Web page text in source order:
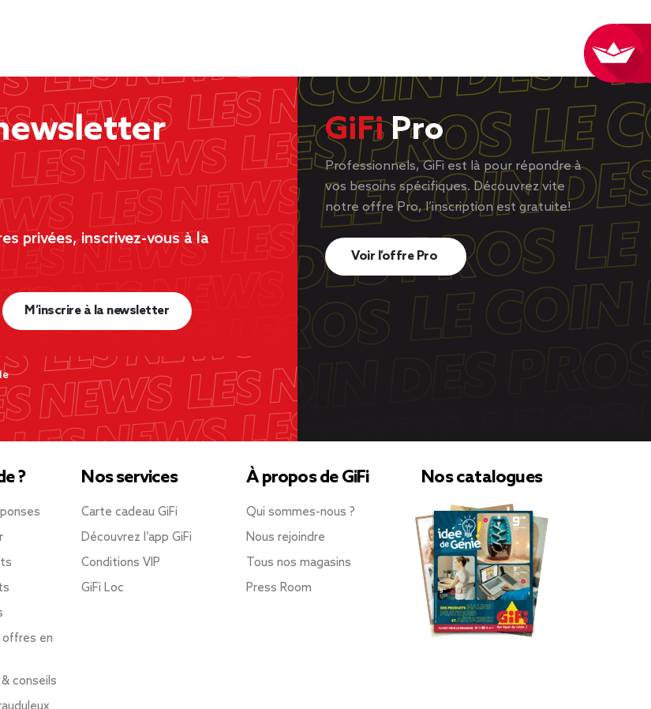
privées, inscrivez-vous à la
M’inscrire à la newsletter
GiFiPro
Professionnels, GiFi est là pour répondre à
vos besoins spécifiques. Découvrez vite
notre offre Pro, l’inscription est gratuite!
Voir l’offre Pro
?
offres en
conseils
Nos services
Carte cadeau GiFi
Découvrez l’app GiFi
Conditions VIP
GiFi Loc
À propos de GiFi
Qui sommes-nous ?
Nous rejoindre
Tous nos magasins
Press Room
Nos catalogues